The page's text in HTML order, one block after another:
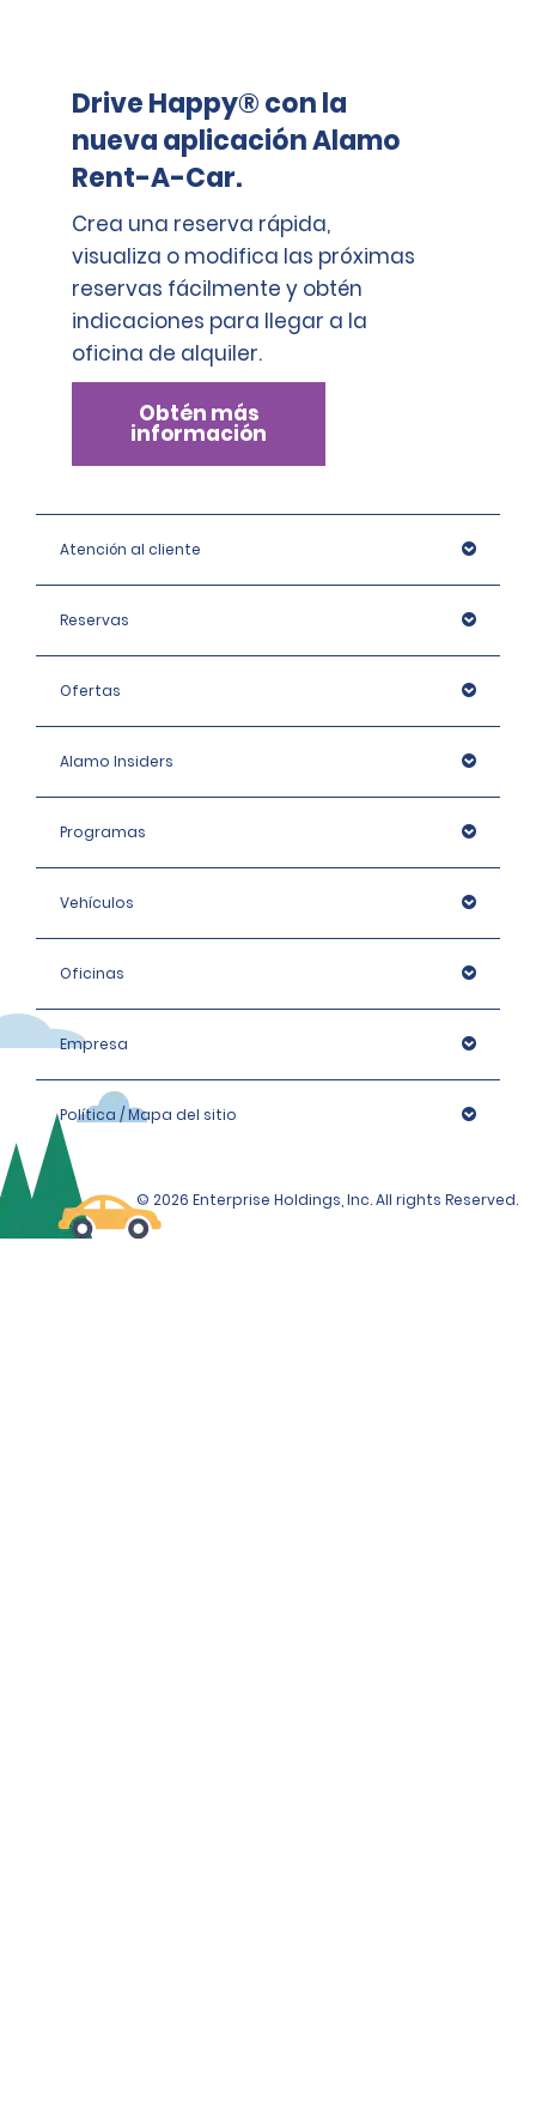
Drive Happy® con la
nueva aplicación Alamo
Rent-A-Car.
Crea una reserva rápida,
visualiza o modifica las próximas
reservas fácilmente y obtén
indicaciones para llegar a la
oficina de alquiler.
Obtén más
información
Atención al cliente
Reservas
Ofertas
Alamo Insiders
Programas
Vehículos
Oficinas
Empresa
Política / Mapa del sitio
© 2026 Enterprise Holdings, Inc. All rights Reserved.